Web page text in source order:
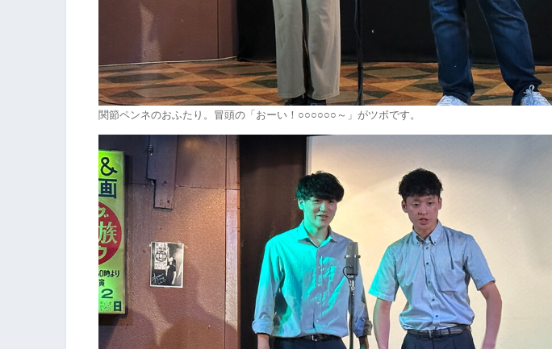
関節ペンネのおふたり。冒頭の「おーい！○○○○○○～」がツボです。